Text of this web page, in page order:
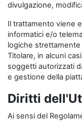
divulgazione,
Il trattamento viene
informatici e/o
logiche strettamente
Titolare, in alcuni
soggetti autorizzati
e gestione della
Diritti
Ai sensi del